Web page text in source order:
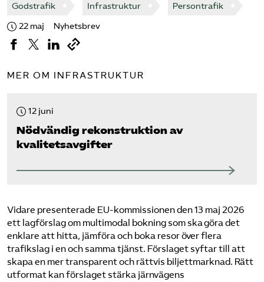
Godstrafik Infrastruktur Persontrafik
22 maj Nyhetsbrev
MER OM INFRASTRUKTUR
12 juni
Nödvändig rekonstruktion av
kvalitetsavgifter
Vidare presenterade EU-kommissionen den 13 maj 2026
ett lagförslag om multimodal bokning som ska göra det
enklare att hitta, jämföra och boka resor över flera
trafikslag i en och samma tjänst. Förslaget syftar till att
skapa en mer transparent och rättvis biljettmarknad. Rätt
utformat kan förslaget stärka järnvägens